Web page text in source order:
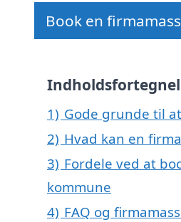
Book en
1) Gode grunde til
2) Hvad kan en
3) Fordele ved at
kommune
4) FAQ og